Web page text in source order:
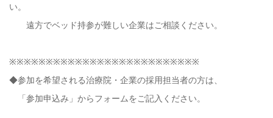
い。
遠方でベッド持参が難しい企業はご相談ください。
※※※※※※※※※※※※※※※※※※※※※※※※※※
◆参加を希望される治療院・企業の採用担当者の方は、
「参加申込み」からフォームをご記入ください。